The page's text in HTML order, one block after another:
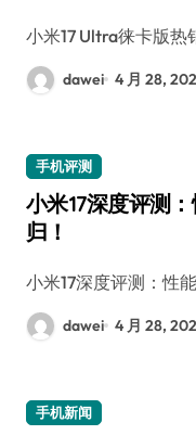
小米17 Ultra徕卡版
dawei 4 月 28,
手机评测
小米17深度评测
归！
小米17深度评测：
dawei 4 月 28,
手机新闻